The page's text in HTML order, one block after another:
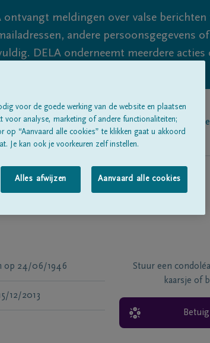
ontvangt meldingen over valse berichten
andere persoonsgegevens
DELA onderneemt meerdere
dus blijf waakzaam.
Alle rouwberichten Over ons
op 24/06/1946
12/2013
Stuur een
kaarsje of
voor de goede werking van de website en plaatsen
analyse, marketing of andere functionaliteiten;
“Aanvaard alle cookies” te klikken gaat u akkoord
Je kan ook je voorkeuren zelf instellen.
Alles afwijzen Aanvaard alle cookies